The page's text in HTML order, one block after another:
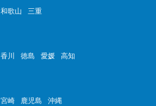
和歌山 三重
香川 徳島 愛媛 高知
宮崎 鹿児島 沖縄